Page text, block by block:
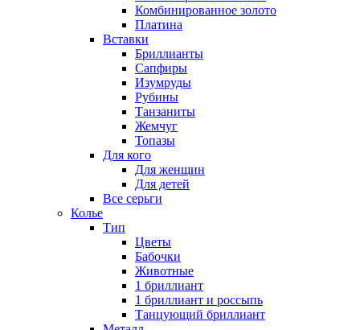
Комбинированное золото
Платина
Вставки
Бриллианты
Сапфиры
Изумруды
Рубины
Танзаниты
Жемчуг
Топазы
Для кого
Для женщин
Для детей
Все серьги
Колье
Тип
Цветы
Бабочки
Животные
1 бриллиант
1 бриллиант и россыпь
Танцующий бриллиант